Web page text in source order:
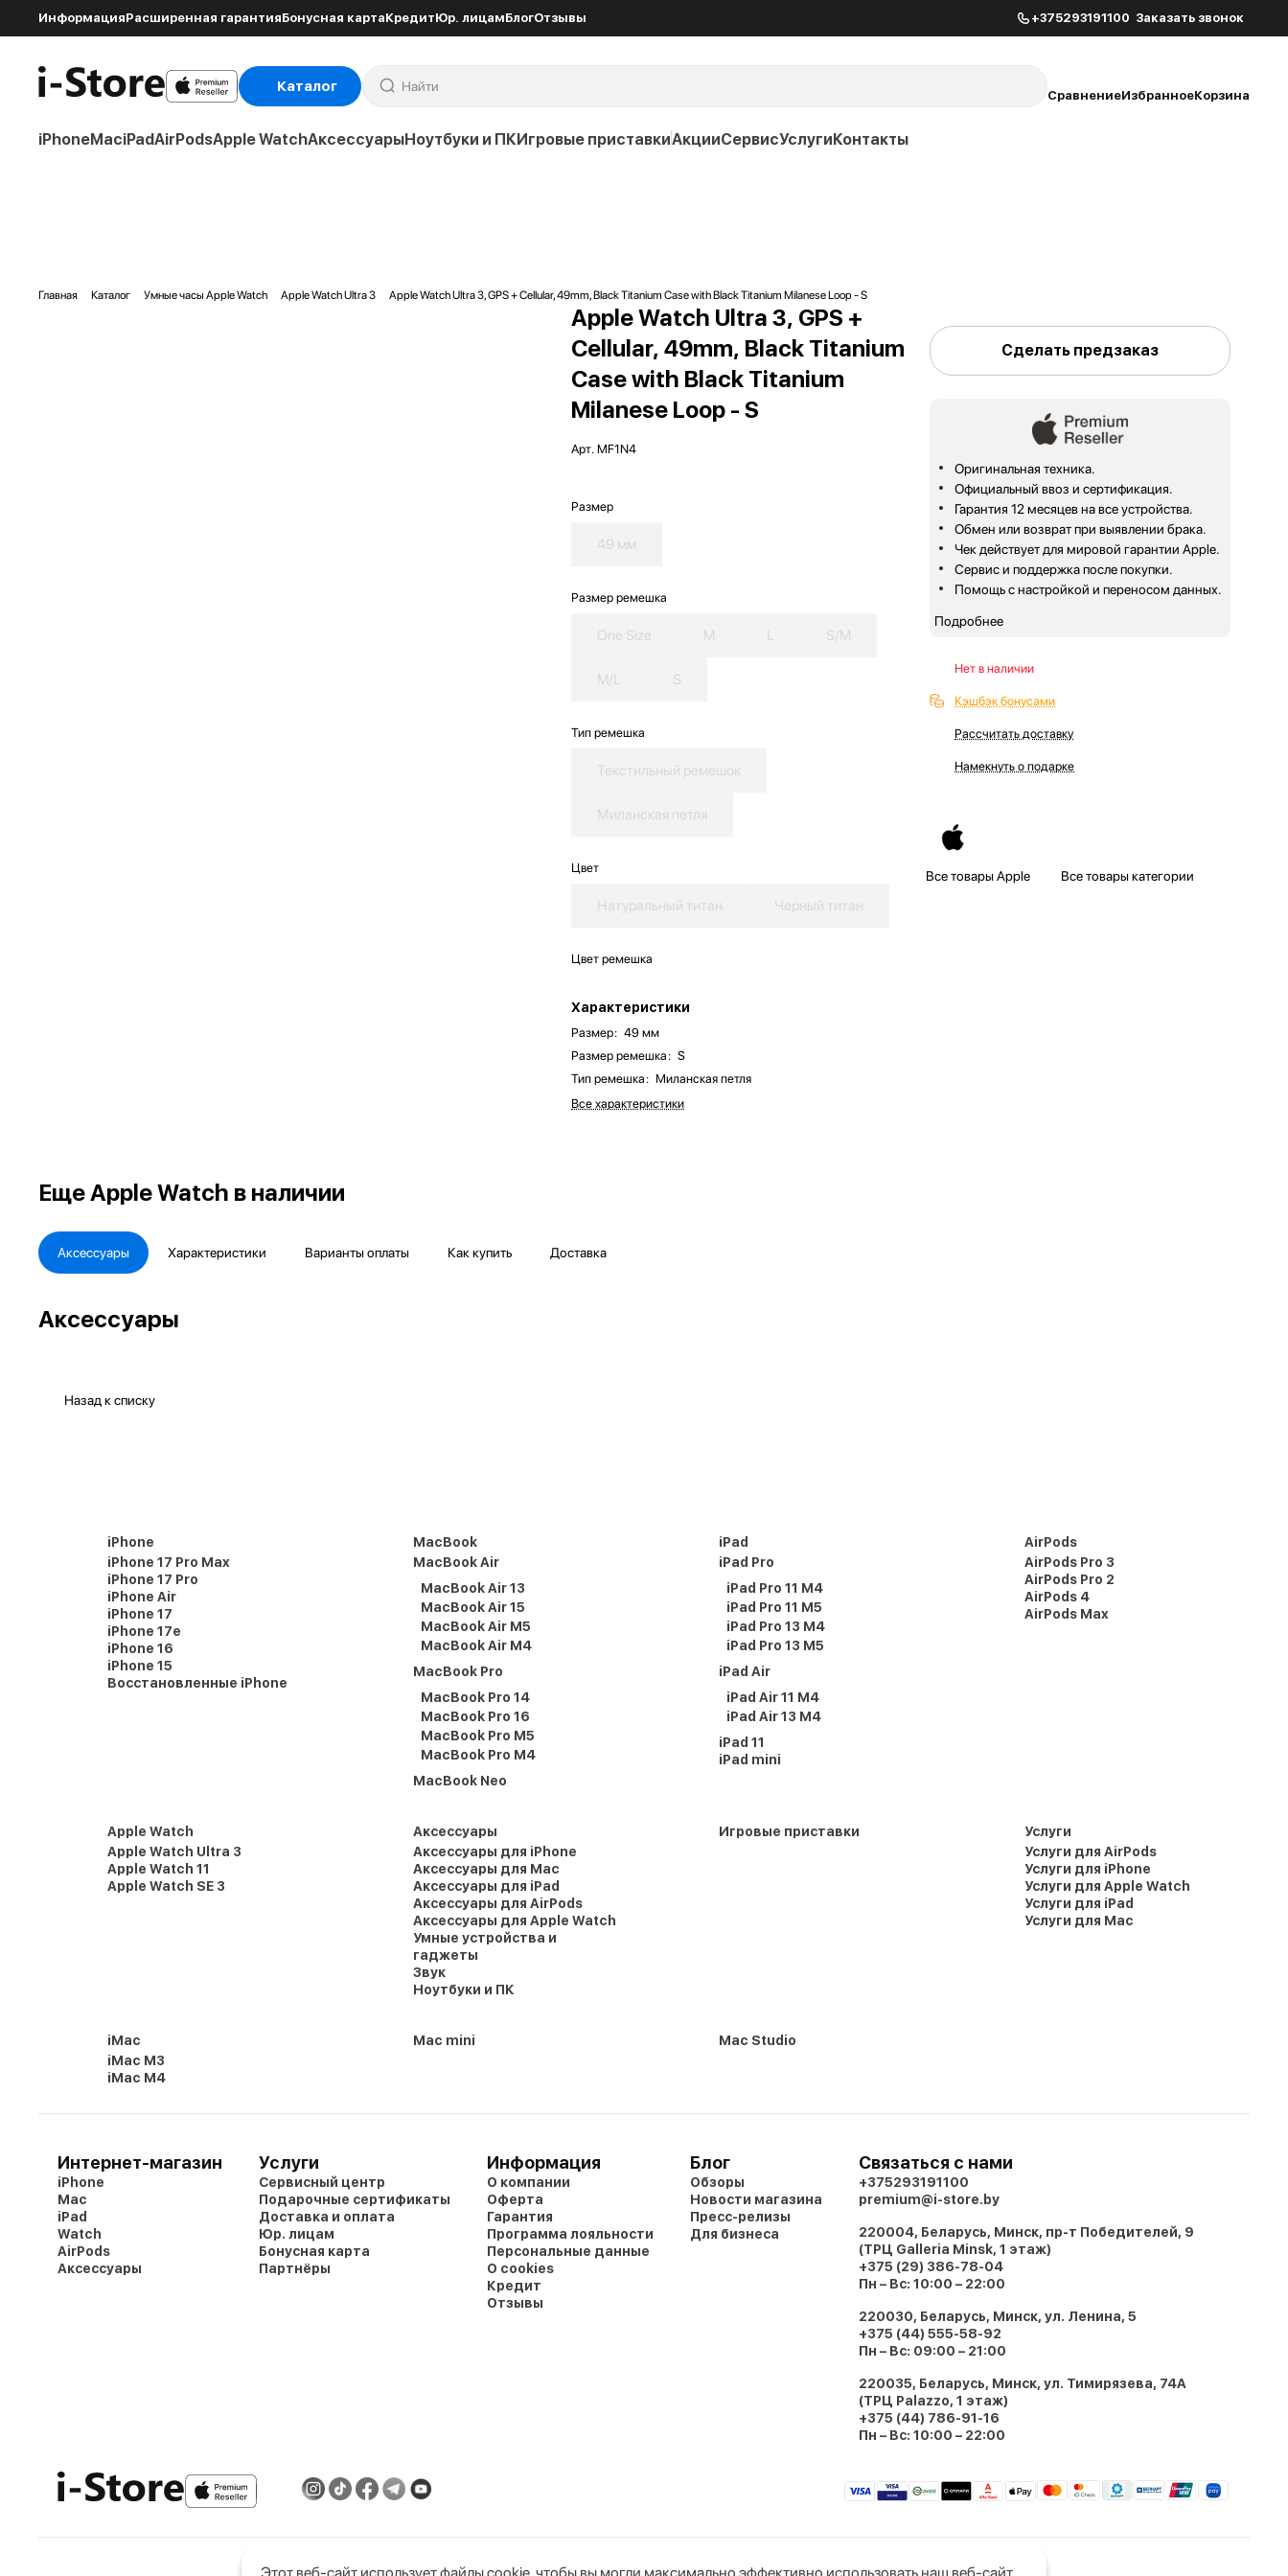
ИнформацияРасширенная гарантияБонусная картаКредитЮр. лицамБлогОтзывы +375293191100 Заказать звонок
Каталог
СравнениеИзбранноеКорзина
iPhoneMaciPadAirPodsApple WatchАксессуарыНоутбуки и ПКИгровые приставкиАкцииСервисУслугиКонтакты
Главная Каталог Умные часы Apple Watch Apple Watch Ultra 3 Apple Watch Ultra 3, GPS + Cellular, 49mm, Black Titanium Case with Black Titanium Milanese Loop - S
Apple Watch Ultra 3, GPS +
Cellular, 49mm, Black Titanium
Case with Black Titanium
Milanese Loop - S
Арт.MF1N4
Размер
49 мм
Размер ремешка
One Size M L S/M
M/L S
Тип ремешка
Текстильный ремешок
Миланская петля
Цвет
Натуральный титан Черный титан
Цвет ремешка
Характеристики
Размер: 49 мм
Размер ремешка : S
Тип ремешка : Миланская петля
Все характеристики
Сделать предзаказ
Оригинальная техника.
Официальный ввоз и сертификация.
Гарантия 12 месяцев на все устройства.
Обмен или возврат при выявлении брака.
Чек действует для мировой гарантии Apple.
Сервис и поддержка после покупки.
Помощь с настройкой и переносом данных.
Подробнее
Нет в наличии
Кэшбэк бонусами
Рассчитать доставку
Намекнуть о подарке
Все товары Apple Все товары категории
ЕщеApple Watch в наличии
Аксессуары Характеристики Варианты оплаты Как купить Доставка
Аксессуары
Назад к списку
iPhone
iPhone 17 Pro Max
iPhone 17 Pro
iPhone Air
iPhone 17
iPhone 17e
iPhone 16
iPhone 15
Восстановленные iPhone
MacBook
MacBook Air
MacBook Air 13
MacBook Air 15
MacBook Air M5
MacBook Air M4
MacBook Pro
MacBook Pro 14
MacBook Pro 16
MacBook Pro M5
MacBook Pro M4
MacBook Neo
iPad
iPad Pro
iPad Pro 11 M4
iPad Pro 11 M5
iPad Pro 13 M4
iPad Pro 13 M5
iPad Air
iPad Air 11 M4
iPad Air 13 M4
iPad 11
iPad mini
AirPods
AirPods Pro 3
AirPods Pro 2
AirPods 4
AirPods Max
Apple Watch
Apple Watch Ultra 3
Apple Watch 11
Apple Watch SE 3
Аксессуары
Аксессуары для iPhone
Аксессуары для Mac
Аксессуары для iPad
Аксессуары для AirPods
Аксессуары для Apple Watch
Умные устройства и
гаджеты
Звук
Ноутбуки и ПК
Игровые приставки
Услуги
Услуги для AirPods
Услуги для iPhone
Услуги для Apple Watch
Услуги для iPad
Услуги для Mac
iMac
iMac M3
iMac M4
Mac mini Mac Studio
Интернет-магазин
iPhone
Mac
iPad
Watch
AirPods
Аксессуары
Услуги
Сервисный центр
Подарочные сертификаты
Доставка и оплата
Юр. лицам
Бонусная карта
Партнёры
Информация
О компании
Оферта
Гарантия
Программа лояльности
Персональные данные
О cookies
Кредит
Отзывы
Блог
Обзоры
Новости магазина
Пресс-релизы
Для бизнеса
Связаться с нами
+375293191100
premium@i-store.by
220004, Беларусь, Минск, пр-т Победителей, 9
(ТРЦ Galleria Minsk, 1 этаж)
+375 (29) 386-78-04
Пн – Вс: 10:00 – 22:00
220030, Беларусь, Минск, ул. Ленина, 5
+375 (44) 555-58-92
Пн – Вс: 09:00 – 21:00
220035, Беларусь, Минск, ул. Тимирязева, 74A
(ТРЦ Palazzo, 1 этаж)
+375 (44) 786-91-16
Пн – Вс: 10:00 – 22:00